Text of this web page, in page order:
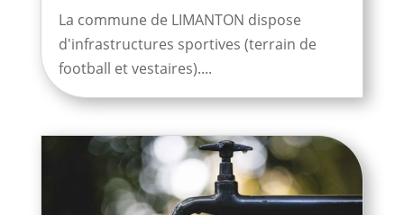
La commune de LIMANTON dispose
d'infrastructures sportives (terrain de
football et vestaires)....